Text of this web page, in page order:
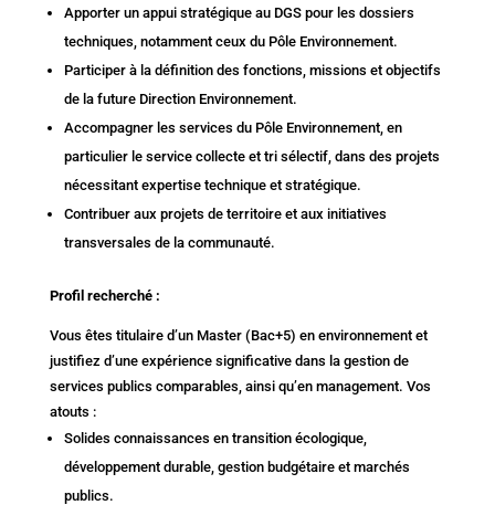
Apporter un appui stratégique au DGS pour les dossiers
techniques, notamment ceux du Pôle Environnement.
Participer à la définition des fonctions, missions et objectifs
de la future Direction Environnement.
Accompagner les services du Pôle Environnement, en
particulier le service collecte et tri sélectif, dans des projets
nécessitant expertise technique et stratégique.
Contribuer aux projets de territoire et aux initiatives
transversales de la communauté.
Profil recherché :
Vous êtes titulaire d’un Master (Bac+5) en environnement et
justifiez d’une expérience significative dans la gestion de
services publics comparables, ainsi qu’en management. Vos
atouts :
Solides connaissances en transition écologique,
développement durable, gestion budgétaire et marchés
publics.